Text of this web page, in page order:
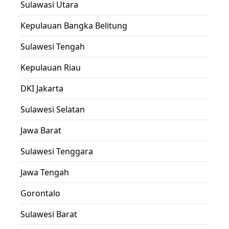
Sulawasi Utara
Kepulauan Bangka Belitung
Sulawesi Tengah
Kepulauan Riau
DKI Jakarta
Sulawesi Selatan
Jawa Barat
Sulawesi Tenggara
Jawa Tengah
Gorontalo
Sulawesi Barat